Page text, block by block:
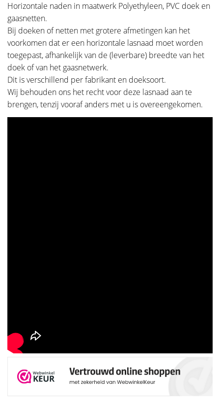
Horizontale naden in maatwerk Polyethyleen, PVC doek en
gaasnetten.
Bij doeken of netten met grotere afmetingen kan het
voorkomen dat er een horizontale lasnaad moet worden
toegepast, afhankelijk van de (leverbare) breedte van het
doek of van het gaasnetwerk.
Dit is verschillend per fabrikant en doeksoort.
Wij behouden ons het recht voor deze lasnaad aan te
brengen, tenzij vooraf anders met u is overeengekomen.